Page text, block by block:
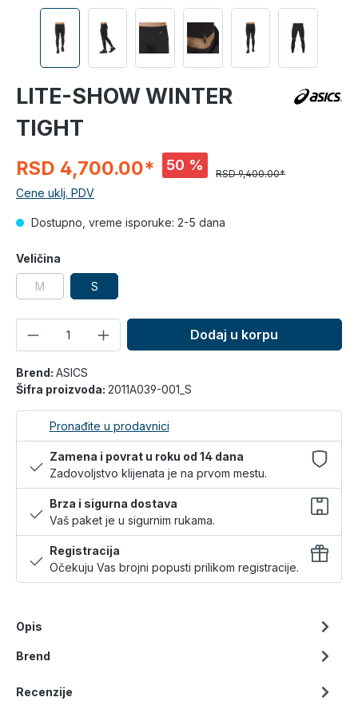
LITE-SHOW WINTER
TIGHT
RSD 4,700.00* 50 %
RSD 9,400.00*
Cene uklj. PDV
Dostupno, vreme isporuke: 2-5 dana
Veličina
M S
Dodaj u korpu
Brend: ASICS
Šifra proizvoda: 2011A039-001_S
Pronađite u prodavnici
Zamena i povrat u roku od 14 dana
Zadovoljstvo klijenata je na prvom mestu.
Brza i sigurna dostava
Vaš paket je u sigurnim rukama.
Registracija
Očekuju Vas brojni popusti prilikom registracije.
Opis
Brend
Recenzije